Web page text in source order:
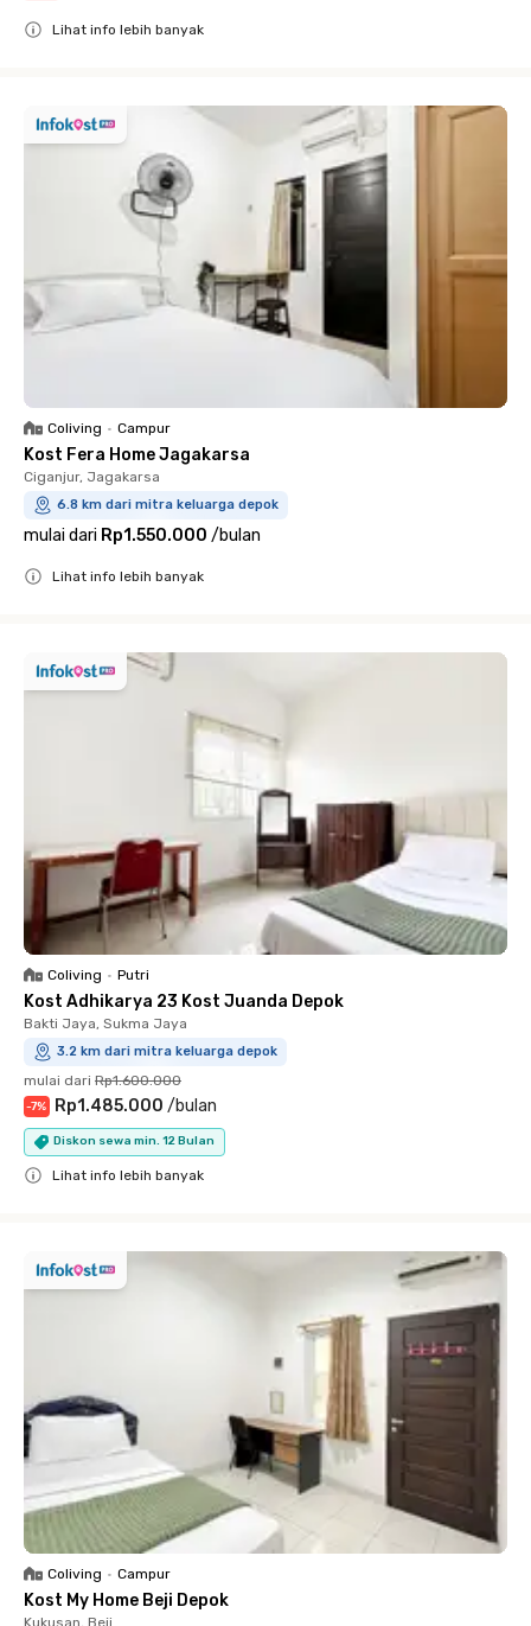
Lihat info lebih banyak
Coliving • Campur
Kost Fera Home Jagakarsa
Ciganjur, Jagakarsa
6.8 km dari mitra keluarga depok
mulai dari Rp1.550.000 /bulan
Lihat info lebih banyak
Coliving • Putri
Kost Adhikarya 23 Kost Juanda Depok
Bakti Jaya, Sukma Jaya
3.2 km dari mitra keluarga depok
mulai dari Rp1.600.000
-7% Rp1.485.000 /bulan
Diskon sewa min. 12 Bulan
Lihat info lebih banyak
Coliving • Campur
Kost My Home Beji Depok
Kukusan, Beji